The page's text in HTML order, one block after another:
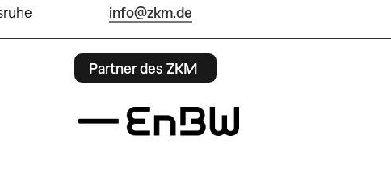
info@zkm.de
Partner des ZKM